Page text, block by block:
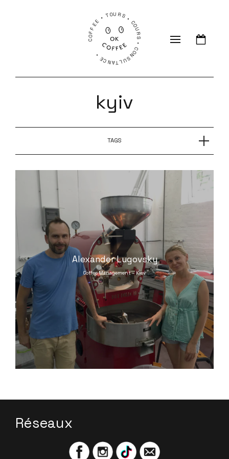
COFFEE • TOURS • COURS • CONSULTANCE •
kyiv
TAGS
Alexander Lugovsky
Coffee Management – Kiev
Réseaux